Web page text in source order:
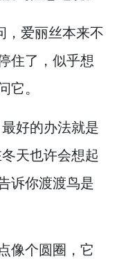
爱丽丝本来不
住了， 似乎想
它。
最好的办法就是
冬天也许会想起
诉你渡渡鸟是
像个圆圈， 它